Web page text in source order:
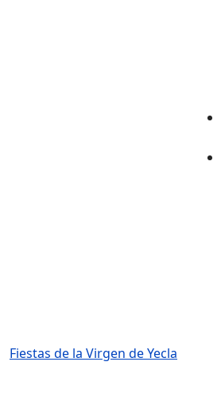
Fiestas de la Virgen de Yecla